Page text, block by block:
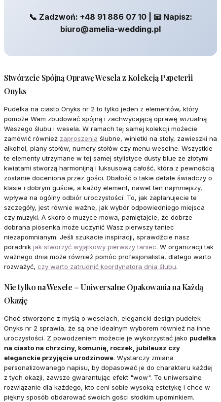
📞 Zadzwoń: +48 91 886 07 10 | 📧 Napisz:
biuro@amelia-wedding.pl
Stwórzcie Spójną Oprawę Wesela z Kolekcją Papeterii
Onyks
Pudełka na ciasto Onyks nr 2 to tylko jeden z elementów, który
pomoże Wam zbudować spójną i zachwycającą oprawę wizualną
Waszego ślubu i wesela. W ramach tej samej kolekcji możecie
zamówić również zaproszenia ślubne, winietki na stoły, zawieszki na
alkohol, plany stołów, numery stołów czy menu weselne. Wszystkie
te elementy utrzymane w tej samej stylistyce dusty blue ze złotymi
kwiatami stworzą harmonijną i luksusową całość, która z pewnością
zostanie doceniona przez gości. Dbałość o takie detale świadczy o
klasie i dobrym guście, a każdy element, nawet ten najmniejszy,
wpływa na ogólny odbiór uroczystości. To, jak zaplanujecie te
szczegóły, jest równie ważne, jak wybór odpowiedniego miejsca
czy muzyki. A skoro o muzyce mowa, pamiętajcie, że dobrze
dobrana piosenka może uczynić Wasz pierwszy taniec
niezapomnianym. Jeśli szukacie inspiracji, sprawdźcie nasz
poradnik jak stworzyć wyjątkowy pierwszy taniec. W organizacji tak
ważnego dnia może również pomóc profesjonalista, dlatego warto
rozważyć, czy warto zatrudnić koordynatora dnia ślubu.
Nie tylko na Wesele – Uniwersalne Opakowania na Każdą
Okazję
Choć stworzone z myślą o weselach, elegancki design pudełek
Onyks nr 2 sprawia, że są one idealnym wyborem również na inne
uroczystości. Z powodzeniem możecie je wykorzystać jako pudełka
na ciasto na chrzciny, komunię, roczek, jubileusz czy
eleganckie przyjęcie urodzinowe. Wystarczy zmiana
personalizowanego napisu, by dopasować je do charakteru każdej
z tych okazji, zawsze gwarantując efekt "wow". To uniwersalne
rozwiązanie dla każdego, kto ceni sobie wysoką estetykę i chce w
piękny sposób obdarować swoich gości słodkim upominkiem.